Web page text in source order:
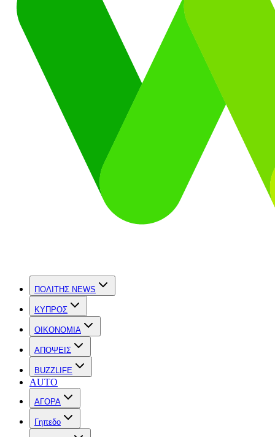
ΠΟΛΙΤΗΣ NEWS
ΚΥΠΡΟΣ
OIKONOMIA
ΑΠΟΨΕΙΣ
BUZZLIFE
AUTO
ΑΓΟΡΑ
Γηπεδο